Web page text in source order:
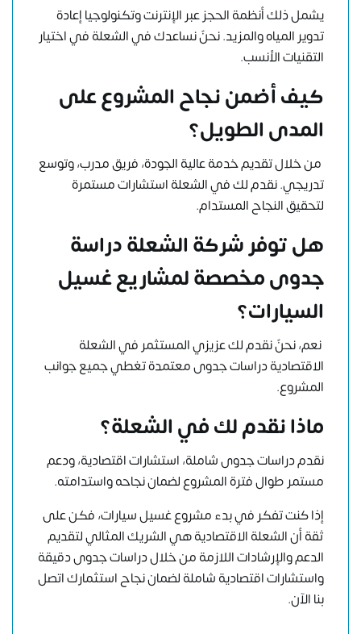
يشمل ذلك أنظمة الحجز عبر الإنترنت وتكنولوجيا إعادة
تدوير المياه والمزيد. نحنٌ نساعدك في الشعلة في اختيار
التقنيات الأنسب.
كيف أضمن نجاح المشروع على
المدى الطويل؟
من خلال تقديم خدمة عالية الجودة، فريق مدرب، وتوسع
تدريجي. نقدم لك في الشعلة استشارات مستمرة
لتحقيق النجاح المستدام.
هل توفر شركة الشعلة دراسة
جدوى مخصصة لمشاريع غسيل
السيارات؟
نعم، نحنٌ نقدم لك عزيزي المستثمر في الشعلة
الاقتصادية دراسات جدوى معتمدة تغطي جميع جوانب
المشروع.
ماذا نقدم لك في الشعلة؟
نقدم دراسات جدوى شاملة، استشارات اقتصادية، ودعم
مستمر طوال فترة المشروع لضمان نجاحه واستدامته.
إذا كنت تفكر في بدء مشروع غسيل سيارات، فكن على
ثقة أن الشعلة الاقتصادية هي الشريك المثالي لتقديم
الدعم والإرشادات اللازمة من خلال دراسات جدوى دقيقة
واستشارات اقتصادية شاملة لضمان نجاح استثماركاتصل
بنا الآن.